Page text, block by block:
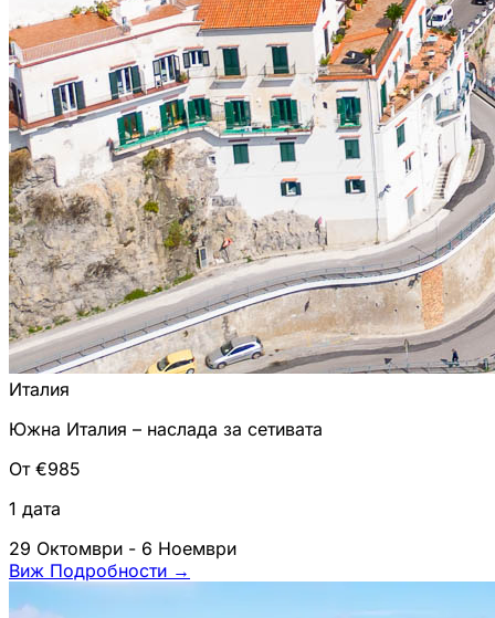
Италия
Южна Италия – наслада за сетивата
От €985
1 дата
29 Октомври - 6 Ноември
Виж Подробности →